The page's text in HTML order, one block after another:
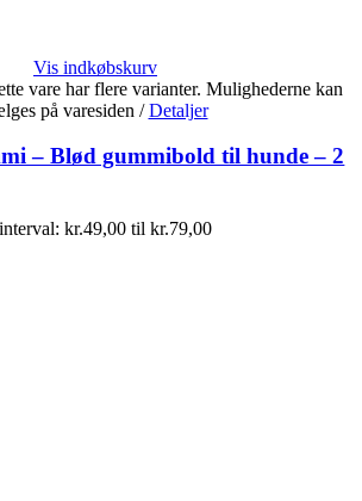
Vis indkøbskurv
vare har flere varianter. Mulighederne kan
på varesiden / Detaljer
– Blød gummibold til hunde – 2
kr.49,00 til kr.79,00